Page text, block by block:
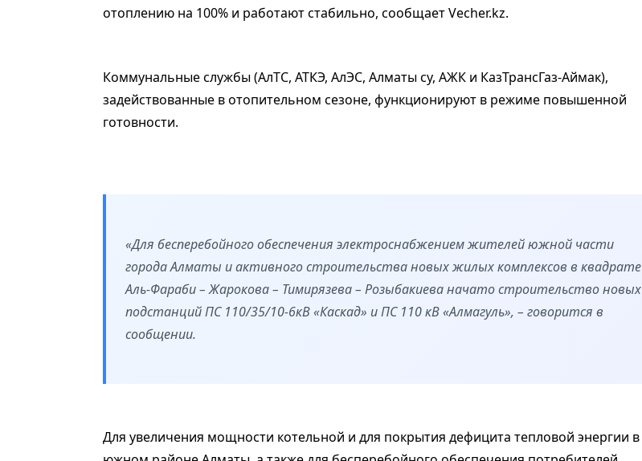
отоплению на 100% и работают стабильно, сообщает Vecher.kz.
Коммунальные службы (АлТС, АТКЭ, АлЭС, Алматы су, АЖК и КазТрансГаз-Аймак),
задействованные в отопительном сезоне, функционируют в режиме повышенной
готовности.
«Для бесперебойного обеспечения электроснабжением жителей южной части
города Алматы и активного строительства новых жилых комплексов в квадрате
Аль-Фараби – Жарокова – Тимирязева – Розыбакиева начато строительство новых
подстанций ПС 110/35/10-6кВ «Каскад» и ПС 110 кВ «Алмагуль», – говорится в
сообщении.
Для увеличения мощности котельной и для покрытия дефицита тепловой энергии в